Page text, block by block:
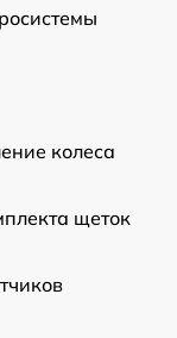
колеса
щеток